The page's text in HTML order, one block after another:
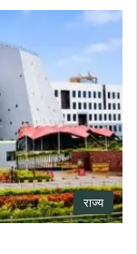
राज्य